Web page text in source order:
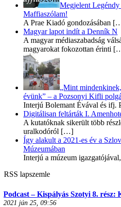
Megjelent Legéndy
Maffiaszólam!
A Prae Kiadó gondozásában
Magyar lapot indít a Denník N
A magyar médiaszabadság
magyarokat fokozottan érinti
„Mint
évünk” – a Pozsonyi Kifli
Interjú Bolemant Évával és ifj.
Digitálisan feltárták I.
A kutatóknak sikerült több
uralkodóról […]
Így alakult a 2021-es év a
Múzeumában
Interjú a múzeum
RSS lapszemle
Podcast – Kispályás Szotyi 8. rész:
2021 jún 25, 09:56